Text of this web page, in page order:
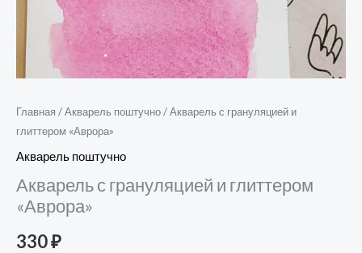
Главная /Акварель поштучно/ Акварель с грануляцией и
глиттером «Аврора»
Акварель поштучно
Акварель с грануляцией и глиттером
«Аврора»
330₽